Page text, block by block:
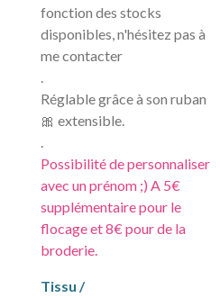
fonction des stocks
disponibles, n'hésitez pas à
me contacter
.
Réglable grâce à son ruban
🎀 extensible.
.
Possibilité de personnaliser
avec un prénom ;) A 5€
supplémentaire pour le
flocage et 8€ pour de la
broderie.
Tissu /